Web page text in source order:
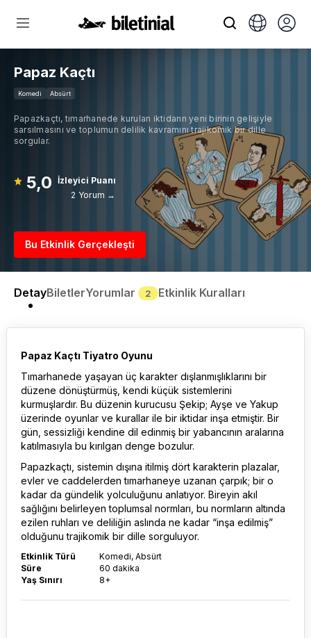
Papaz Kaçtı
Komedi Absürt
Papazkaçtı, tımarhanede kurulan iktidarın yeni birinin gelişiyle
sarsılmasını ve toplumun delilik kavramını trajikomik bir dille
sorgular.
5,0 İzleyici Puanı
2 Yorum →
Bu Etkinlik Gerçekleşti
DetayBiletlerYorumlar 2 Etkinlik Kuralları
Papaz Kaçtı Tiyatro Oyunu
Tımarhanede yaşayan üç karakter dışlanmışlıklarını bir
düzene dönüştürmüş, kendi küçük sistemlerini
kurmuşlardır. Bu düzenin kurucusu Şekip; Ayşe ve Yakup
üzerinde oyunlar ve kurallar ile bir iktidar inşa etmiştir. Bir
gün, sessizliği kendine dil edinmiş bir yabancının aralarına
katılmasıyla bu kırılgan denge bozulur.
Papazkaçtı, sistemin dışına itilmiş dört karakterin plazalar,
evler ve caddelerden tımarhaneye uzanan çarpık; bir o
kadar da gündelik yolculuğunu anlatıyor. Bireyin akıl
sağlığını belirleyen toplumsal normları, bu normların altında
ezilen ruhları ve deliliğin aslında ne kadar “inşa edilmiş”
olduğunu trajikomik bir dille sorguluyor.
Etkinlik Türü
Komedi, Absürt
Süre
60 dakika
Yaş Sınırı
8+